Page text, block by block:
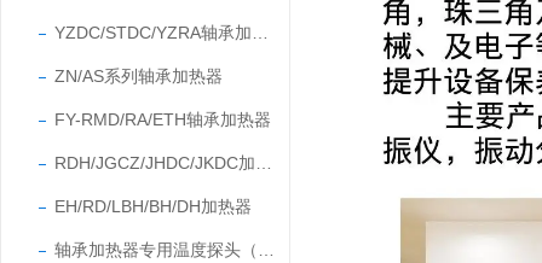
ZN/AS系列轴承加热器
FY-RMD/RA/ETH轴承加热器
EH/RD/LBH/BH/DH加热器